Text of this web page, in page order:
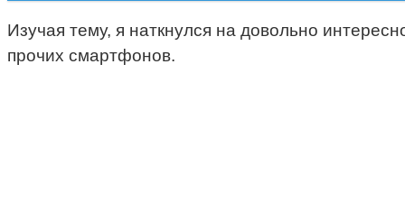
Изучая тему, я наткнулся на довольно
прочих смартфонов.